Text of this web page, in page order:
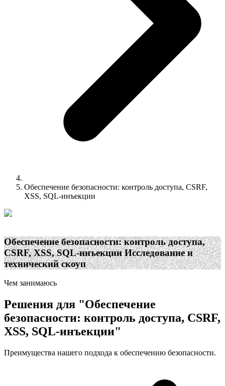
Обеспечение безопасности: контроль доступа, CSRF,
XSS, SQL-инъекции
Обеспечение безопасности: контроль доступа,
CSRF, XSS, SQL-инъекции Исследование и
технический скоуп
Чем занимаюсь
Решения для "Обеспечение
безопасности: контроль доступа, CSRF,
XSS, SQL-инъекции"
Преимущества нашего подхода к обеспечению безопасности.